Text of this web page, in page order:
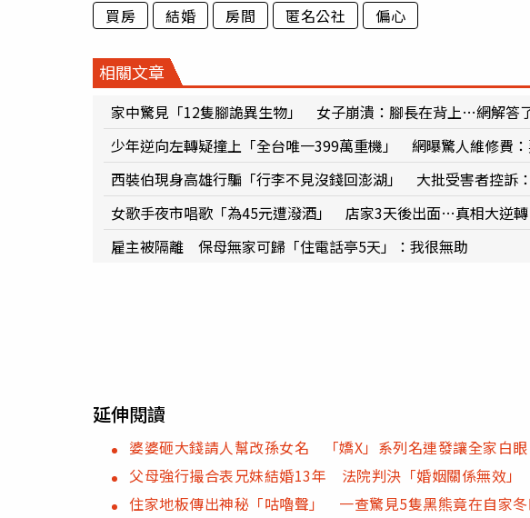
買房 結婚 房間 匿名公社 偏心
相關文章
家中驚見「12隻腳詭異生物」 女子崩潰：腳長在背上…網解答
少年逆向左轉疑撞上「全台唯一399萬重機」 網曝驚人維修費
西裝伯現身高雄行騙「行李不見沒錢回澎湖」 大批受害者控訴
女歌手夜市唱歌「為45元遭潑酒」 店家3天後出面…真相大逆轉
雇主被隔離 保母無家可歸「住電話亭5天」：我很無助
延伸閱讀
婆婆砸大錢請人幫改孫女名 「嬌X」系列名連發讓全家白眼
父母強行撮合表兄妹結婚13年 法院判決「婚姻關係無效」
住家地板傳出神秘「咕嚕聲」 一查驚見5隻黑熊竟在自家